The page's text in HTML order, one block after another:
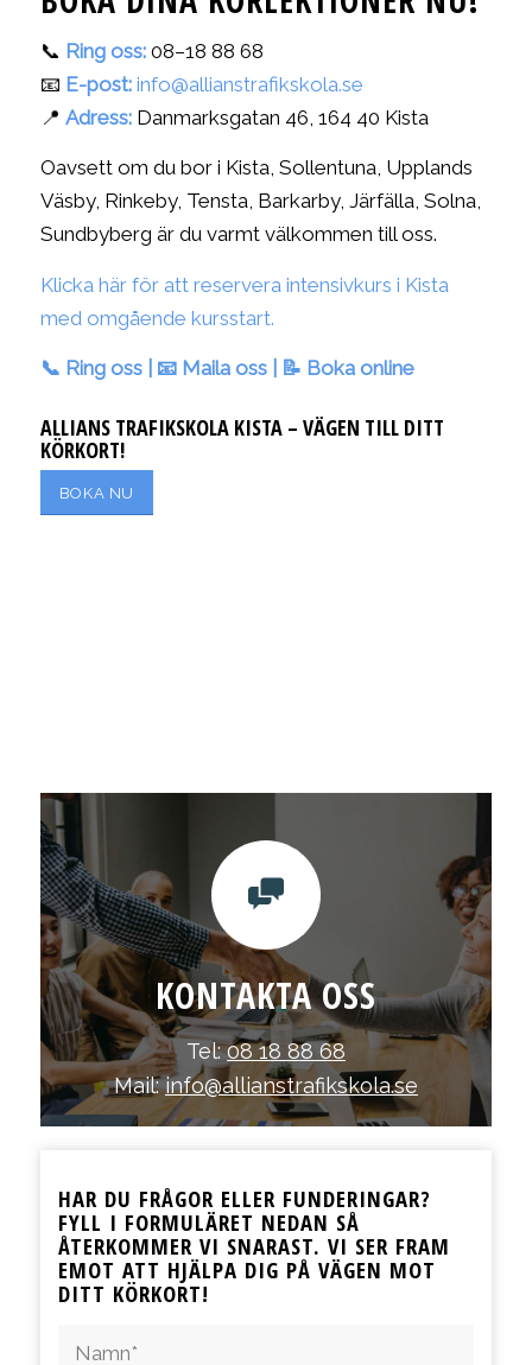
📞 Ring oss:08–18 88 68
📧 E-post: info@allianstrafikskola.se
📍 Adress:Danmarksgatan 46, 164 40 Kista
Oavsett om du bor i Kista, Sollentuna, Upplands
Väsby, Rinkeby, Tensta, Barkarby, Järfälla, Solna,
Sundbyberg är du varmt välkommen till oss.
Klicka här för att reservera intensivkurs i Kista
med omgående kursstart.
📞 Ring oss| 📧 Maila oss| 📝 Boka online
ALLIANS TRAFIKSKOLA KISTA – VÄGEN TILL DITT
KÖRKORT!
BOKA NU
KONTAKTA OSS
Tel:08 18 88 68
Mail:info@allianstrafikskola.se
HAR DU FRÅGOR ELLER FUNDERINGAR?
FYLL I FORMULÄRET NEDAN SÅ
ÅTERKOMMER VI SNARAST. VI SER FRAM
EMOT ATT HJÄLPA DIG PÅ VÄGEN MOT
DITT KÖRKORT!